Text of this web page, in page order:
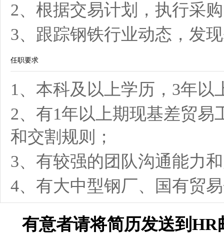
2、根据交易计划，执行采
3、跟踪钢铁行业动态，发
任职要求
1、本科及以上学历，3年以
2、有1年以上期现基差贸
和交割规则；
3、有较强的团队沟通能力
4、有大中型钢厂、国有贸
有意者请将简历发送到HR